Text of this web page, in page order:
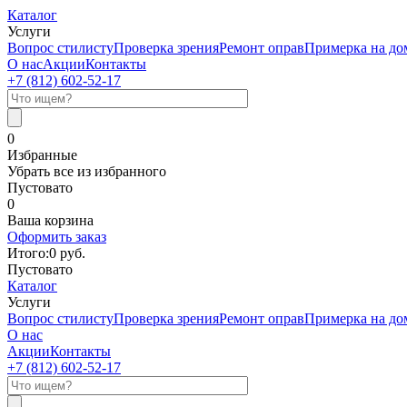
Каталог
Услуги
Вопрос стилистуПроверка зренияРемонт оправПримерка на
О насАкцииКонтакты
+7 (812) 602-52-17
0
Избранные
Убрать все из избранного
Пустовато
0
Ваша корзина
Оформить заказ
Итого:0 руб.
Пустовато
Каталог
Услуги
Вопрос стилистуПроверка зренияРемонт оправПримерка на
О нас
АкцииКонтакты
+7 (812) 602-52-17